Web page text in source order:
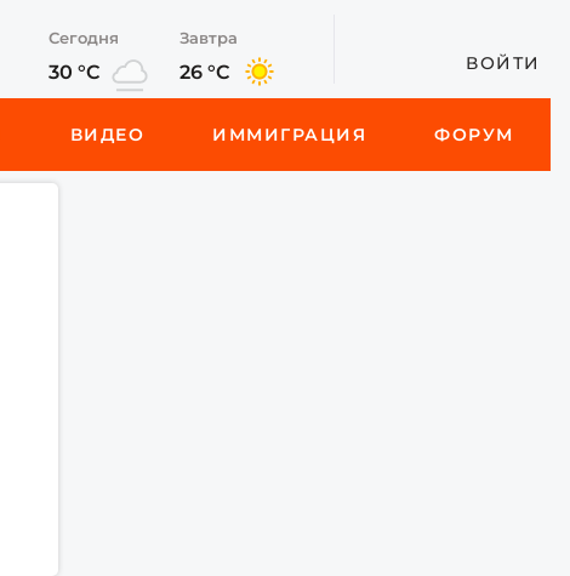
Сегодня
30 °C
Завтра
26 °C ВОЙТИ
ВИДЕО ИММИГРАЦИЯ ФОРУМ